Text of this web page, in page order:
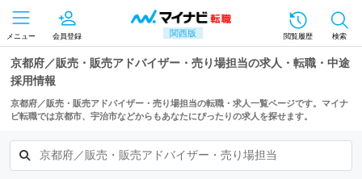
関西版
メニュー 会員登録 閲覧履歴 検索
京都府／販売・販売アドバイザー・売り場担当の求人・転職・中途
採用情報
京都府／販売・販売アドバイザー・売り場担当の転職・求人一覧ページです。マイナ
ビ転職では京都市、宇治市などからもあなたにぴったりの求人を探せます。
京都府／販売・販売アドバイザー・売り場担当